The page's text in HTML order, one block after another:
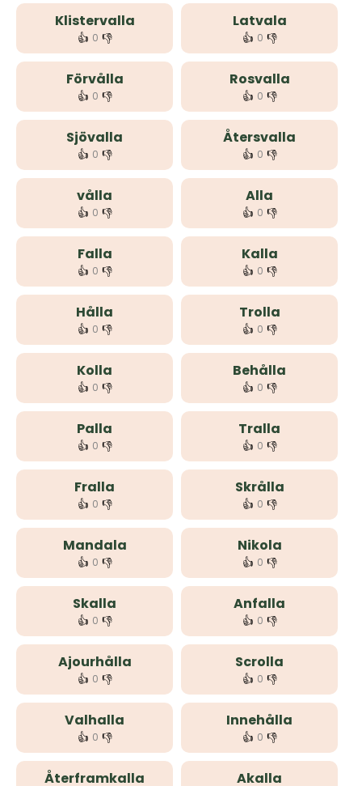
Klistervalla
👍 0 👎
Latvala
👍 0 👎
Förvålla
👍 0 👎
Rosvalla
👍 0 👎
Sjövalla
👍 0 👎
Återsvalla
👍 0 👎
vålla
👍 0 👎
Alla
👍 0 👎
Falla
👍 0 👎
Kalla
👍 0 👎
Hålla
👍 0 👎
Trolla
👍 0 👎
Kolla
👍 0 👎
Behålla
👍 0 👎
Palla
👍 0 👎
Tralla
👍 0 👎
Fralla
👍 0 👎
Skrålla
👍 0 👎
Mandala
👍 0 👎
Nikola
👍 0 👎
Skalla
👍 0 👎
Anfalla
👍 0 👎
Ajourhålla
👍 0 👎
Scrolla
👍 0 👎
Valhalla
👍 0 👎
Innehålla
👍 0 👎
Återframkalla Akalla